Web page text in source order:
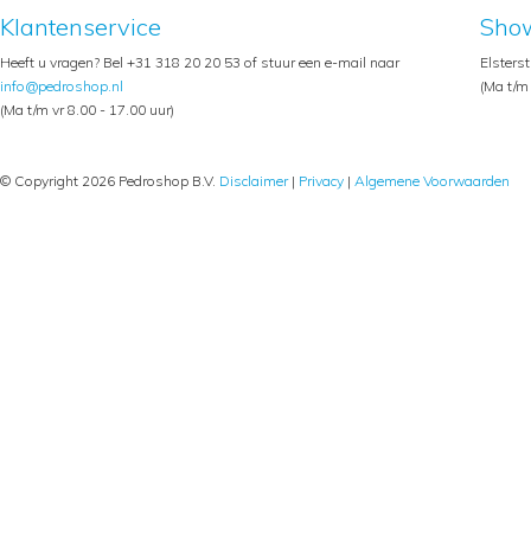
Klantenservice
Heeft u vragen? Bel +31 318 20 20 53 of stuur een e-mail naar
info@pedroshop.nl
(Ma t/m vr 8.00 - 17.00 uur)
(Ma t/
© Copyright 2026 Pedroshop B.V. Disclaimer| Privacy | Algemene Voorwaarden